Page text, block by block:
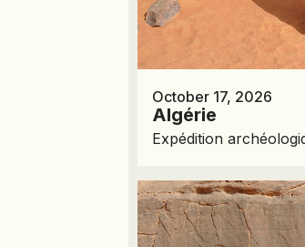
October 17, 2026
Algérie
Expédition